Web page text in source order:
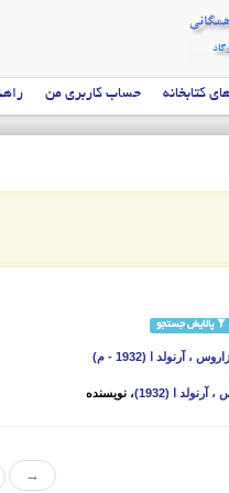
کتابخانه حساب کاربری من
پالایش جستجو
، آرنولد ا (1932 - م)
آرنولد ا (1932) ، نویسنده
→